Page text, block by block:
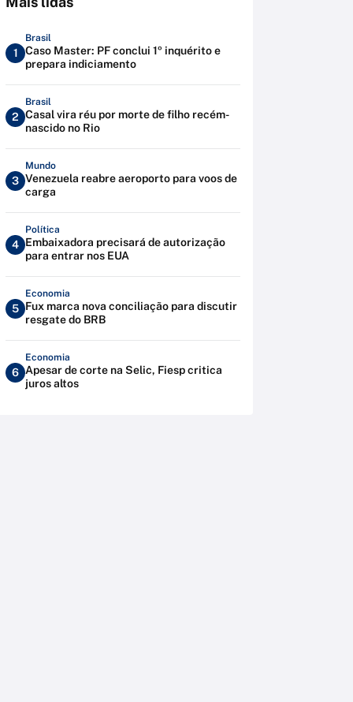
1
Brasil
Caso Master: PF conclui 1º inquérito e
prepara indiciamento
2
Brasil
Casal vira réu por morte de filho recém-
nascido no Rio
3
Mundo
Venezuela reabre aeroporto para voos de
carga
4
Política
Embaixadora precisará de autorização
para entrar nos EUA
5
Economia
Fux marca nova conciliação para discutir
resgate do BRB
6
Economia
Apesar de corte na Selic, Fiesp critica
juros altos